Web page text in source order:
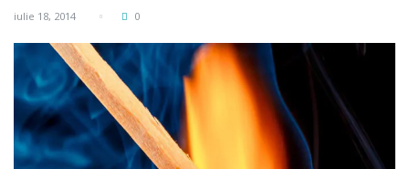
iulie 18, 2014 0